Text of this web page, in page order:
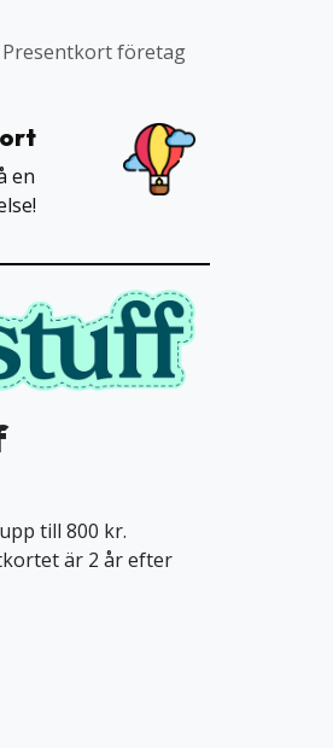
Presentkort företag
en
till 800 kr.
är 2 år efter